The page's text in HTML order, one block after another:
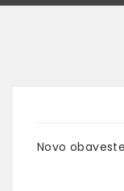
Novo